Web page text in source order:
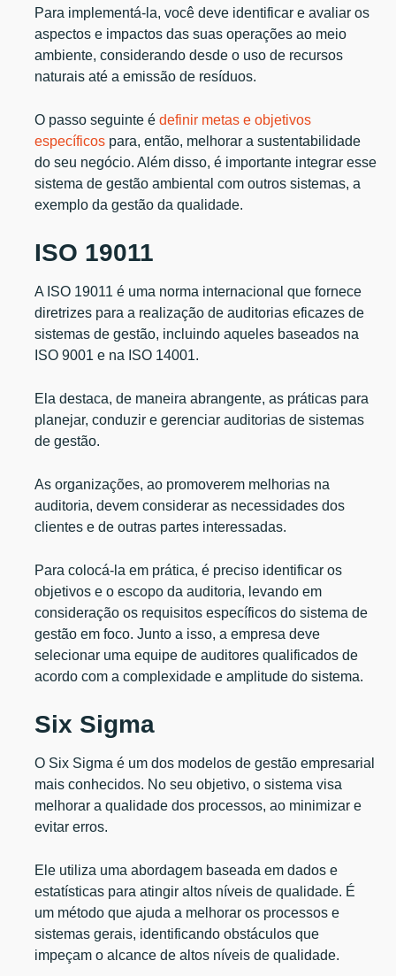
Para implementá-la, você deve identificar e avaliar os
aspectos e impactos das suas operações ao meio
ambiente, considerando desde o uso de recursos
naturais até a emissão de resíduos.
O passo seguinte édefinir metas e objetivos
específicos para, então, melhorar a sustentabilidade
do seu negócio. Além disso, é importante integrar esse
sistema de gestão ambiental com outros sistemas, a
exemplo da gestão da qualidade.
ISO 19011
A ISO 19011 é uma norma internacional que fornece
diretrizes para a realização de auditorias eficazes de
sistemas de gestão, incluindo aqueles baseados na
ISO 9001 e na ISO 14001.
Ela destaca, de maneira abrangente, as práticas para
planejar, conduzir e gerenciar auditorias de sistemas
de gestão.
As organizações, ao promoverem melhorias na
auditoria, devem considerar as necessidades dos
clientes e de outras partes interessadas.
Para colocá-la em prática, é preciso identificar os
objetivos e o escopo da auditoria, levando em
consideração os requisitos específicos do sistema de
gestão em foco. Junto a isso, a empresa deve
selecionar uma equipe de auditores qualificados de
acordo com a complexidade e amplitude do sistema.
Six Sigma
O Six Sigma é um dos modelos de gestão empresarial
mais conhecidos. No seu objetivo, o sistema visa
melhorar a qualidade dos processos, ao minimizar e
evitar erros.
Ele utiliza uma abordagem baseada em dados e
estatísticas para atingir altos níveis de qualidade. É
um método que ajuda a melhorar os processos e
sistemas gerais, identificando obstáculos que
impeçam o alcance de altos níveis de qualidade.